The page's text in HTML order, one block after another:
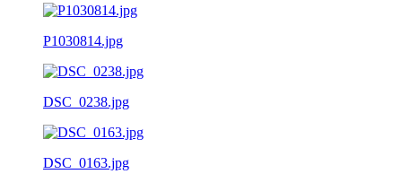
P1030814.jpg
DSC_0238.jpg
DSC_0163.jpg